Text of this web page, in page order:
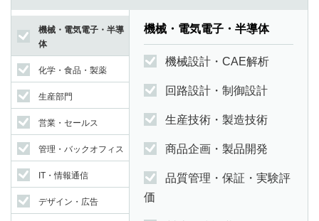
機械・電気電子・半導
体
化学・食品・製薬
生産部門
営業・セールス
管理・バックオフィス
IT・情報通信
デザイン・広告
機械・電気電子・半導体
機械設計・CAE解析
回路設計・制御設計
生産技術・製造技術
商品企画・製品開発
品質管理・保証・実験評
価